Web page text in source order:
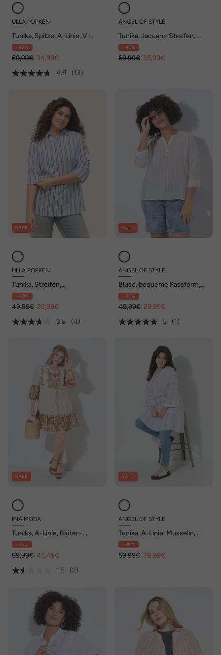
ULLA POPKEN
Tunika, Spitze, A-Linie, V-
Ausschnitt, Langarm
- 42%
59,99€ 34,99€
4.8
(13)
ANGEL OF STYLE
Tunika, Jacuard-Streifen,
Biesen, 3/4-Ärmel
- 40%
59,99€ 35,99€
SALE
ULLA POPKEN
Tunika, Streifen,
Hemdkragen, V-Ausschnitt,
Langarm
- 40%
49,99€ 29,99€
3.8
(4)
SALE
ANGEL OF STYLE
Bluse, bequeme Passform,
extra leichtes Gewebe
- 40%
49,99€ 29,99€
5
(1)
SALE
MIA MODA
Tunika, A-Linie, Blüten-
Stickereien, 3/4-Ärmel
- 35%
69,99€ 45,49€
1.5
(2)
SALE
ANGEL OF STYLE
Tunika, A-Linie, Musselin,
Streifen, Volants
- 35%
59,99€ 38,99€